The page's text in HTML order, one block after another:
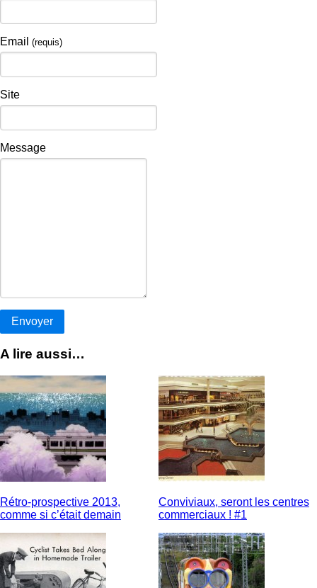
Email (requis)
Site
Message
A lire aussi…
Rétro-prospective 2013,
comme si c’était demain
Conviviaux, seront les centres
commerciaux ! #1